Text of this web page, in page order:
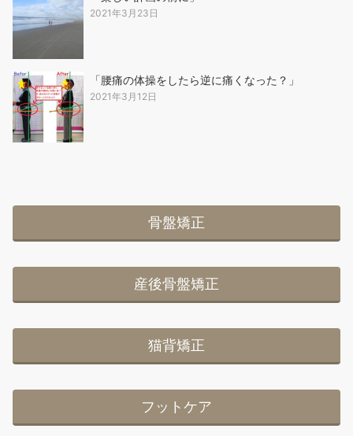
2021年3月23日
「腰痛の体操をしたら逆に痛くなった？」
2021年3月12日
骨盤矯正
産後骨盤矯正
猫背矯正
フットケア